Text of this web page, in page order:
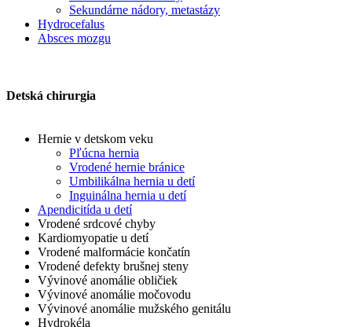
Sekundárne nádory, metastázy
Hydrocefalus
Absces mozgu
Detská chirurgia
Hernie v detskom veku
Pľúcna hernia
Vrodené hernie bránice
Umbilikálna hernia u detí
Inguinálna hernia u detí
Apendicitída u detí
Vrodené srdcové chyby
Kardiomyopatie u detí
Vrodené malformácie končatín
Vrodené defekty brušnej steny
Vývinové anomálie obličiek
Vývinové anomálie močovodu
Vývinové anomálie mužského genitálu
Hydrokéla